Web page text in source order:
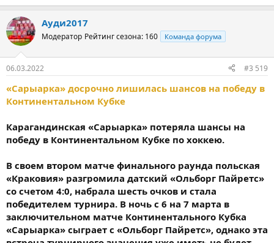
Ауди2017
Модератор Рейтинг сезона: 160 Команда форума
06.03.2022 #3 519
«Сарыарка» досрочно лишилась шансов на победу в
Континентальном Кубке
Карагандинская «Сарыарка» потеряла шансы на
победу в Континентальном Кубке по хоккею.
В своем втором матче финального раунда польская
«Краковия» разгромила датский «Ольборг Пайретс»
со счетом 4:0, набрала шесть очков и стала
победителем турнира. В ночь с 6 на 7 марта в
заключительном матче Континентального Кубка
«Сарыарка» сыграет с «Ольборг Пайретс», однако эта